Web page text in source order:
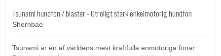
Tsunami hundfön / blaster - Otroligt stark enkelmotorig hundfön
Shernbao
Tsunami är en af världens mest kraftfulla enmotoriga fönar.